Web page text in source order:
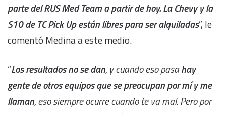
parte del RUS Med Team a partir de hoy. La Chevy y la
S10 de TC Pick Up están libres para ser alquiladas”, le
comentó Medina a este medio.
“Los resultados no se dan, y cuando eso pasahay
gente de otros equipos que se preocupan por mí y me
llaman, eso siempre ocurre cuando te va mal. Pero por